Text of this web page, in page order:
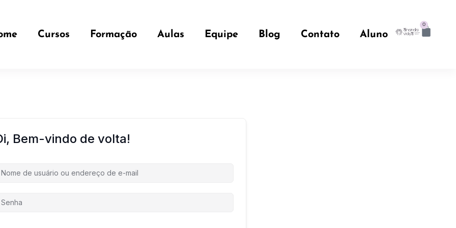
Cursos Formação Aulas Equipe Blog Contato Aluno
0
Bem-vindo de volta!